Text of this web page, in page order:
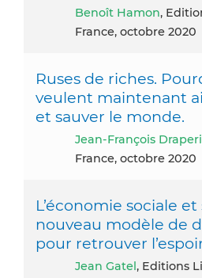
Benoît Hamon,
France, octobre 2020
Ruses de riches.
veulent maintenant
et sauver le monde.
Jean-François Draperi
France, octobre 2020
L’économie sociale
nouveau modèle de
pour retrouver
Jean Gatel, Editions